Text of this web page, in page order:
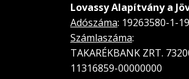
Lovassy Alapítvány a
Adószáma: 19263580-1-19
Számlaszáma:
TAKARÉKBANK ZRT.
11316859-00000000